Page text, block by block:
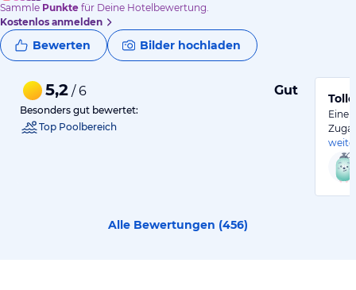
Sammle Punkte für Deine Hotelbewertung.
Kostenlos anmelden
Bewerten Bilder hochladen
5,2 / 6 Gut
Besonders gut bewertet:
Top Poolbereich
Eine
Alle Bewertungen (456)